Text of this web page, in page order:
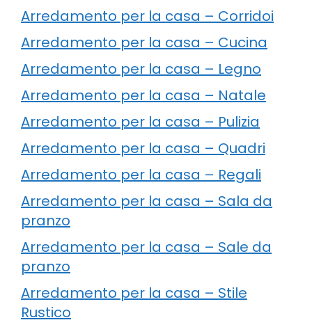
Arredamento per la casa – Corridoi
Arredamento per la casa – Cucina
Arredamento per la casa – Legno
Arredamento per la casa – Natale
Arredamento per la casa – Pulizia
Arredamento per la casa – Quadri
Arredamento per la casa – Regali
Arredamento per la casa – Sala da
pranzo
Arredamento per la casa – Sale da
pranzo
Arredamento per la casa – Stile
Rustico